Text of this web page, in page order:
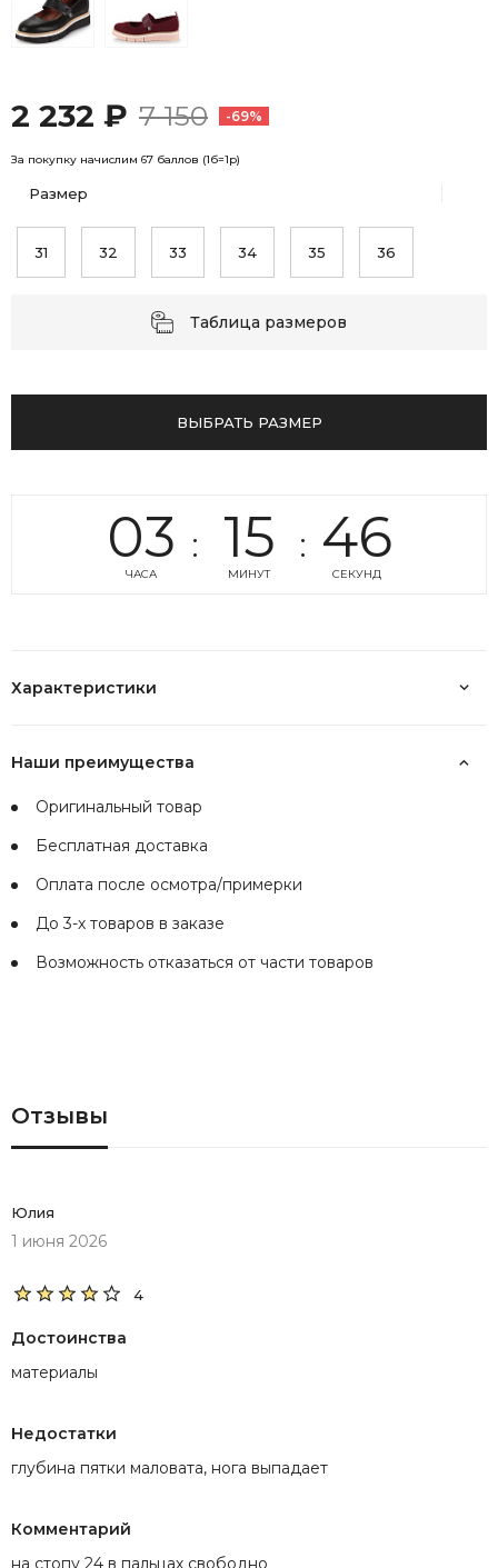
2 232 ₽ 7 150 -69%
За покупку начислим 67 баллов (1б=1р)
Размер
31 32 33 34 35 36
Таблица размеров
ВЫБРАТЬ РАЗМЕР
45
СЕКУНД
:
03
ЧАСА
: 15
МИНУТ
Характеристики
Наши преимущества
Оригинальный товар
Бесплатная доставка
Оплата после осмотра/примерки
До 3-х товаров в заказе
Возможность отказаться от части товаров
Отзывы
Юлия
1 июня 2026
4
Достоинства
материалы
Недостатки
глубина пятки маловата, нога выпадает
Комментарий
на стопу 24 в пальцах свободно